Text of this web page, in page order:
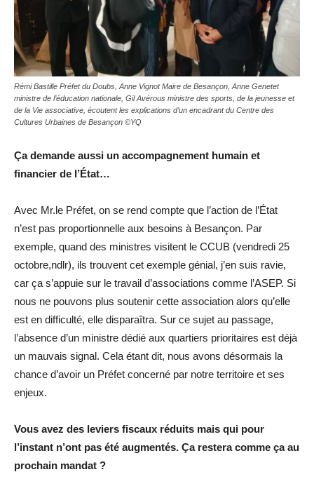
Rémi Bastille Préfet du Doubs, Anne Vignot Maire de Besançon, Anne Genetet
ministre de l’éducation nationale, Gil Avérous ministre des sports, de la jeunesse et
de la Vie associative, écoutent les explications d’un encadrant du Centre des
Cultures Urbaines de Besançon ©YQ
Ça demande aussi un accompagnement humain et
financier de l’État…
Avec Mr.le Préfet, on se rend compte que l’action de l’État
n’est pas proportionnelle aux besoins à Besançon. Par
exemple, quand des ministres visitent le CCUB (vendredi 25
octobre,ndlr), ils trouvent cet exemple génial, j’en suis ravie,
car ça s’appuie sur le travail d’associations comme l’ASEP. Si
nous ne pouvons plus soutenir cette association alors qu’elle
est en difficulté, elle disparaîtra. Sur ce sujet au passage,
l’absence d’un ministre dédié aux quartiers prioritaires est déjà
un mauvais signal. Cela étant dit, nous avons désormais la
chance d’avoir un Préfet concerné par notre territoire et ses
enjeux.
Vous avez des leviers fiscaux réduits mais qui pour
l’instant n’ont pas été augmentés. Ça restera comme ça au
prochain mandat ?